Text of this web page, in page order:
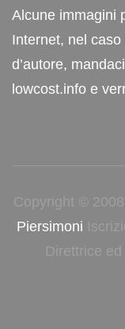
Alcune immagini
Internet, nel
d’autore,
lowcost.info e
Copyright ©
Piersimoni
Direttrice